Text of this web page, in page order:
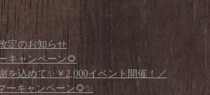
定のお知らせ
キャンペーン🌻
を込めて✨￥2,000イベント開催！／
ーキャンペーン🌻✨